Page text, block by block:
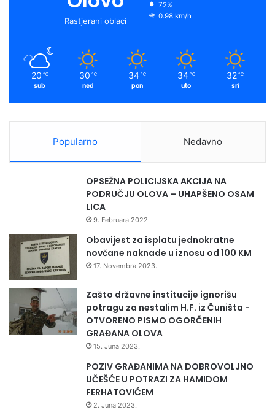
Rastjerani oblaci
72%
0.98 km/h
20 ℃
sub
30 ℃
ned
34 ℃
pon
34 ℃
uto
32 ℃
sri
Popularno Nedavno
OPSEŽNA POLICIJSKA AKCIJA NA
PODRUČJU OLOVA – UHAPŠENO OSAM
LICA
9. Februara 2022.
Obavijest za isplatu jednokratne
novčane naknade u iznosu od 100 KM
17. Novembra 2023.
Zašto državne institucije ignorišu
potragu za nestalim H.F. iz Čuništa -
OTVORENO PISMO OGORČENIH
GRAĐANA OLOVA
15. Juna 2023.
POZIV GRAĐANIMA NA DOBROVOLJNO
UČEŠĆE U POTRAZI ZA HAMIDOM
FERHATOVIĆEM
2. Juna 2023.